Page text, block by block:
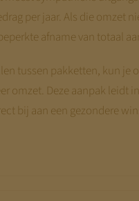
per jaar. Als die omzet
afname van totaal
tussen pakketten, kun je
omzet. Deze aanpak leidt
bij aan een gezondere